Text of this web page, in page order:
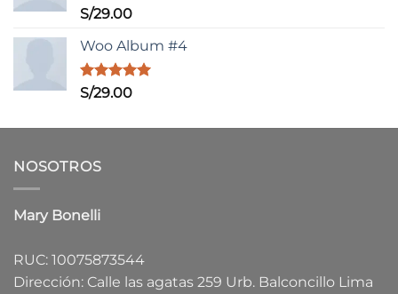
Valorado
de 5
S/29.00
Woo Album #4
Valorado
S/29.00
NOSOTROS
Mary Bonelli
RUC: 10075873544
Dirección: Calle las agatas 259 Urb. Balconcillo Lima